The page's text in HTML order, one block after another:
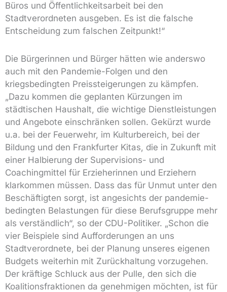
Büros und Öffentlichkeitsarbeit bei den
Stadtverordneten ausgeben. Es ist die falsche
Entscheidung zum falschen Zeitpunkt!“
Die Bürgerinnen und Bürger hätten wie anderswo
auch mit den Pandemie-Folgen und den
kriegsbedingten Preissteigerungen zu kämpfen.
„Dazu kommen die geplanten Kürzungen im
städtischen Haushalt, die wichtige Dienstleistungen
und Angebote einschränken sollen. Gekürzt wurde
u.a. bei der Feuerwehr, im Kulturbereich, bei der
Bildung und den Frankfurter Kitas, die in Zukunft mit
einer Halbierung der Supervisions- und
Coachingmittel für Erzieherinnen und Erziehern
klarkommen müssen. Dass das für Unmut unter den
Beschäftigten sorgt, ist angesichts der pandemie-
bedingten Belastungen für diese Berufsgruppe mehr
als verständlich“, so der CDU-Politiker. „Schon die
vier Beispiele sind Aufforderungen an uns
Stadtverordnete, bei der Planung unseres eigenen
Budgets weiterhin mit Zurückhaltung vorzugehen.
Der kräftige Schluck aus der Pulle, den sich die
Koalitionsfraktionen da genehmigen möchten, ist für